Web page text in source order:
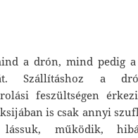
a drón, mind pedig
Szállításhoz a
feszültségen
is csak annyi
lássuk, működik,